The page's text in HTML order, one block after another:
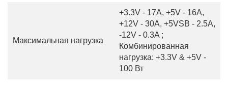
Максимальная нагрузка
+3.3V - 17A, +5V - 16A,
+12V - 30A, +5VSB - 2.5A,
-12V - 0.3A ;
Комбинированная
нагрузка: +3.3V & +5V -
100 Вт